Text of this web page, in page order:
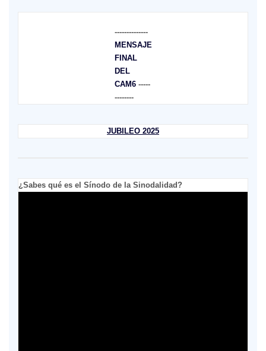
--------------
MENSAJE
FINAL
DEL
CAM6-----
--------
JUBILEO 2025
¿Sabes qué es el Sínodo de la Sinodalidad?